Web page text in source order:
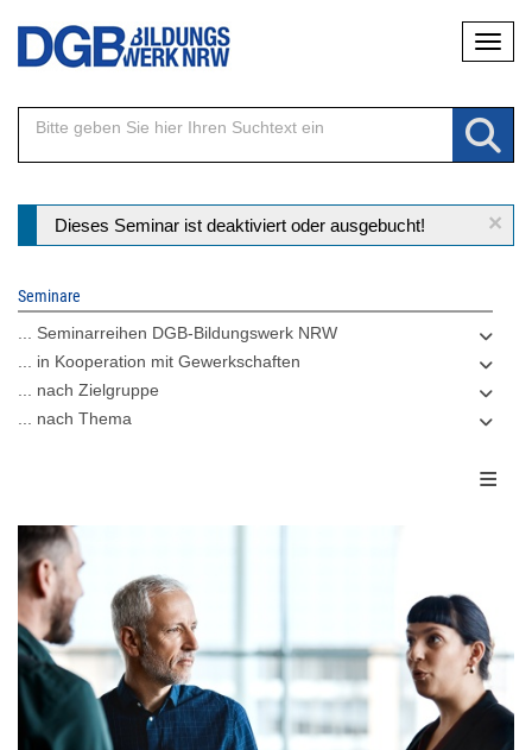
Direkt
Inhalt
×
Statusmeldung
Dieses Seminar ist deaktiviert oder ausgebucht!
Seminare
... Seminarreihen DGB-Bildungswerk NRW
... in Kooperation mit Gewerkschaften
... nach Zielgruppe
... nach Thema